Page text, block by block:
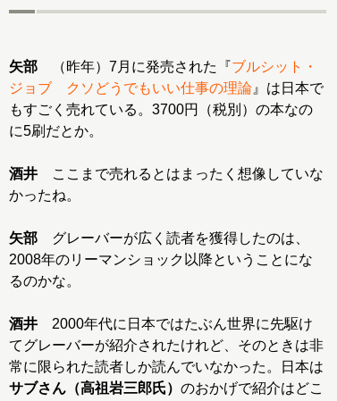
矢部 （昨年）7月に発売された『ブルシット・
ジョブ クソどうでもいい仕事の理論』は日本で
もすごく売れている。3700円（税別）の本なの
に5刷だとか。
酒井 ここまで売れるとはまったく想像していな
かったね。
矢部 グレーバーが広く読者を獲得したのは、
2008年のリーマンショック以降ということにな
るのかな。
酒井 2000年代に日本ではたぶん世界に先駆け
てグレーバーが紹介されたけれど、そのときは非
常に限られた読者しか読んでいなかった。日本は
サブさん（高祖岩三郎氏） のおかげで紹介はどこ